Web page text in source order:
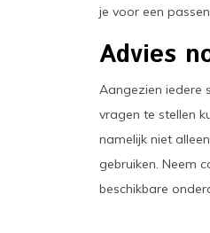
je voor een
Advies
Aangezien iedere
vragen te stellen
namelijk niet
gebruiken. Neem
beschikbare